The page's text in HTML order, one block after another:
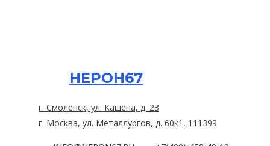
НЕРОН67
г. Смоленск, ул. Кашена, д. 23
г. Москва, ул. Металлургов, д. 60к1, 111399